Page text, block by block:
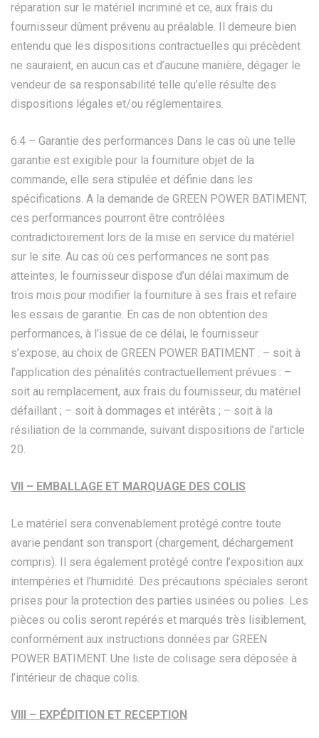
réparation sur le matériel incriminé et ce, aux frais du
fournisseur dûment prévenu au préalable. Il demeure bien
entendu que les dispositions contractuelles qui précèdent
ne sauraient, en aucun cas et d’aucune manière, dégager le
vendeur de sa responsabilité telle qu’elle résulte des
dispositions légales et/ou réglementaires.
6.4 – Garantie des performances Dans le cas où une telle
garantie est exigible pour la fourniture objet de la
commande, elle sera stipulée et définie dans les
spécifications. A la demande de GREEN POWER BATIMENT,
ces performances pourront être contrôlées
contradictoirement lors de la mise en service du matériel
sur le site. Au cas où ces performances ne sont pas
atteintes, le fournisseur dispose d’un délai maximum de
trois mois pour modifier la fourniture à ses frais et refaire
les essais de garantie. En cas de non obtention des
performances, à l’issue de ce délai, le fournisseur
s’expose, au choix de GREEN POWER BATIMENT : – soit à
l’application des pénalités contractuellement prévues : –
soit au remplacement, aux frais du fournisseur, du matériel
défaillant ; – soit à dommages et intérêts ; – soit à la
résiliation de la commande, suivant dispositions de l’article
20.
VII – EMBALLAGE ET MARQUAGE DES COLIS
Le matériel sera convenablement protégé contre toute
avarie pendant son transport (chargement, déchargement
compris). Il sera également protégé contre l’exposition aux
intempéries et l’humidité. Des précautions spéciales seront
prises pour la protection des parties usinées ou polies. Les
pièces ou colis seront repérés et marqués très lisiblement,
conformément aux instructions données par GREEN
POWER BATIMENT. Une liste de colisage sera déposée à
l’intérieur de chaque colis.
VIII – EXPÉDITION ET RECEPTION